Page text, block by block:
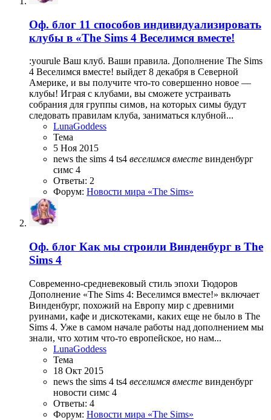
Оф. блог 11 способов индивидуализировать
клубы в «The Sims 4 Веселимся вместе!
:yourule Ваш клуб. Ваши правила. Дополнение The Sims
4 Веселимся вместе! выйдет 8 декабря в Северной
Америке, и вы получите что-то совершенно новое —
клубы! Играя с клубами, вы сможете устраивать
собрания для группы симов, на которых симы будут
следовать правилам клуба, заниматься клубной...
LunaGoddess
Тема
5 Ноя 2015
news the sims 4 ts4 веселимся вместе винденбург
симс 4
Ответы: 2
Форум: Новости мира «The Sims»
Оф. блог Как мы строили Винденбург в The
Sims 4
Современно-средневековый стиль эпохи Тюдоров
Дополнение «The Sims 4: Веселимся вместе!» включает
Винденбург, похожий на Европу мир с древними
руинами, кафе и дискотеками, каких еще не было в The
Sims 4. Уже в самом начале работы над дополнением мы
знали, что хотим что-то европейское, но нам...
LunaGoddess
Тема
18 Окт 2015
news the sims 4 ts4 веселимся вместе винденбург
новости симс 4
Ответы: 4
Форум: Новости мира «The Sims»